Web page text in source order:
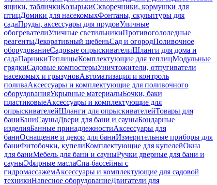
ящики, табличкиКозырькиСкворечники, кормушки для
птицДомики для насекомыхФонтаны, скульптуры для
садаПруды, аксессуары для прудовУличные
обогревателиУличные светильникиПротивогололедные
реагентыДекоративный щебеньСад и огородПоливочное
оборудованиеСадовые опрыскивателиШланги для дома и
садаПарникиТеплицыКомплектующие для теплицМодульные
грядкиСадовые компостерыУничтожители, отпугиватели
насекомых и грызуновАвтоматизация и контроль
поливаАксессуары и комплектующие для поливочного
оборудованияУкрывные материалыБочки, баки
пластиковыеАксессуары и комплектующие для
опрыскивателейШланги для опрыскивателейТовары для
баниБаниСауныДвери для бани и сауныБондарные
изделияБанные принадлежностиАксессуары для
баниОснащение и декор для баниИзмерительные приборы для
баниФитобочки, купелиКомплектующие для купелейОкна
для баниМебель для бани и сауныРучки дверные для бани и
сауныЭфирные маслаСпа-бассейны с
гидромассажемАксессуары и комплектующие для садовой
техникиНавесное оборудованиеДвигатели для